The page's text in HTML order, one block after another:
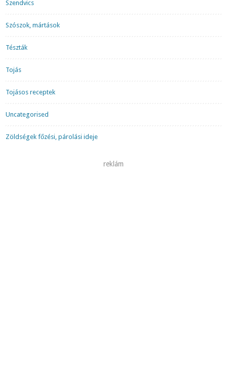
Szendvics
Szószok, mártások
Tészták
Tojás
Tojásos receptek
Uncategorised
Zöldségek főzési, párolási ideje
reklám